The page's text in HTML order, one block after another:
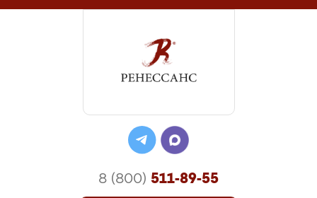
8 (800) 511-89-55